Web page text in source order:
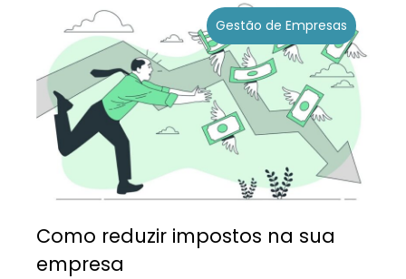
Gestão de Empresas
Como reduzir impostos na sua
empresa